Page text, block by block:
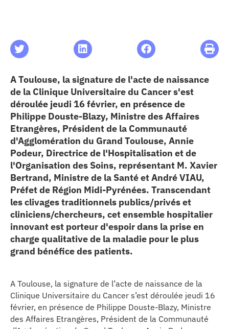
au CHU
& patrimoine
A Toulouse, la signature de l'acte de naissance
de la Clinique Universitaire du Cancer s'est
déroulée jeudi 16 février, en présence de
Philippe Douste-Blazy, Ministre des Affaires
Etrangères, Président de la Communauté
d'Agglomération du Grand Toulouse, Annie
Podeur, Directrice de l'Hospitalisation et de
l'Organisation des Soins, représentant M. Xavier
Bertrand, Ministre de la Santé et André VIAU,
Préfet de Région Midi-Pyrénées. Transcendant
les clivages traditionnels publics/privés et
cliniciens/chercheurs, cet ensemble hospitalier
innovant est porteur d'espoir dans la prise en
charge qualitative de la maladie pour le plus
grand bénéfice des patients.
A Toulouse, la signature de l’acte de naissance de la
Clinique Universitaire du Cancer s’est déroulée jeudi 16
février, en présence de Philippe Douste-Blazy, Ministre
des Affaires Etrangères, Président de la Communauté